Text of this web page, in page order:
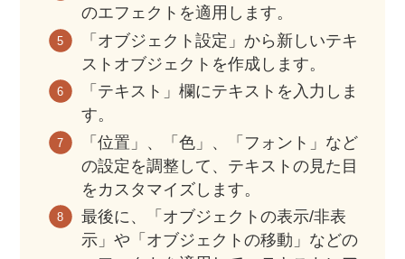
のエフェクトを適用します。
「オブジェクト設定」から新しいテキ
ストオブジェクトを作成します。
「テキスト」欄にテキストを入力しま
す。
「位置」、「色」、「フォント」など
の設定を調整して、テキストの見た目
をカスタマイズします。
最後に、「オブジェクトの表示/非表
示」や「オブジェクトの移動」などの